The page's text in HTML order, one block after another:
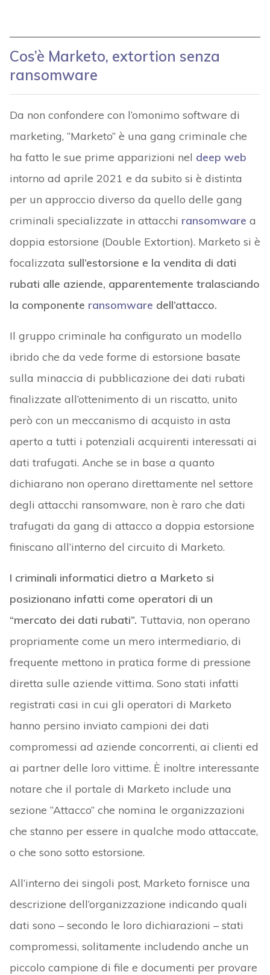
Cos’è Marketo, extortion senza
ransomware
Da non confondere con l’omonimo software di
marketing, “Marketo” è una gang criminale che
ha fatto le sue prime apparizioni nel deep web
intorno ad aprile 2021 e da subito si è distinta
per un approccio diverso da quello delle gang
criminali specializzate in attacchi ransomware a
doppia estorsione (Double Extortion). Marketo si è
focalizzata sull’estorsione e la vendita di dati
rubati alle aziende, apparentemente tralasciando
la componente ransomware dell’attacco.
Il gruppo criminale ha configurato un modello
ibrido che da vede forme di estorsione basate
sulla minaccia di pubblicazione dei dati rubati
finalizzate all’ottenimento di un riscatto, unito
però con un meccanismo di acquisto in asta
aperto a tutti i potenziali acquirenti interessati ai
dati trafugati. Anche se in base a quanto
dichiarano non operano direttamente nel settore
degli attacchi ransomware, non è raro che dati
trafugati da gang di attacco a doppia estorsione
finiscano all’interno del circuito di Marketo.
I criminali informatici dietro a Marketo si
posizionano infatti come operatori di un
“mercato dei dati rubati”. Tuttavia, non operano
propriamente come un mero intermediario, di
frequente mettono in pratica forme di pressione
diretta sulle aziende vittima. Sono stati infatti
registrati casi in cui gli operatori di Marketo
hanno persino inviato campioni dei dati
compromessi ad aziende concorrenti, ai clienti ed
ai partner delle loro vittime. È inoltre interessante
notare che il portale di Marketo include una
sezione “Attacco” che nomina le organizzazioni
che stanno per essere in qualche modo attaccate,
o che sono sotto estorsione.
All’interno dei singoli post, Marketo fornisce una
descrizione dell’organizzazione indicando quali
dati sono – secondo le loro dichiarazioni – stati
compromessi, solitamente includendo anche un
piccolo campione di file e documenti per provare